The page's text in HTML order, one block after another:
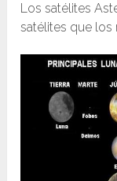
Los satélites
satélites que los